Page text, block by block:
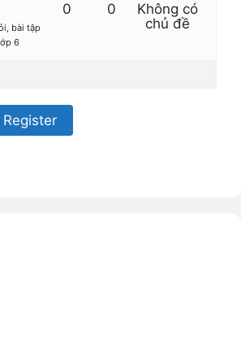
bài tập
6
0 0
Không có
chủ đề
Register